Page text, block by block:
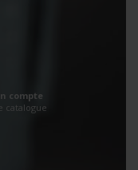
compte
catalogue